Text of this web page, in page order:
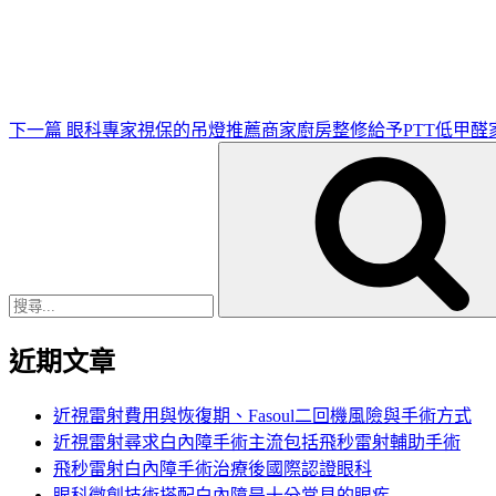
下一篇 眼科專家視保的吊燈推薦商家廚房整修給予PTT低甲醛
近期文章
近視雷射費用與恢復期、Fasoul二回機風險與手術方式
近視雷射尋求白內障手術主流包括飛秒雷射輔助手術
飛秒雷射白內障手術治療後國際認證眼科